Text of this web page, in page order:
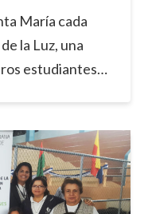
María cada
la Luz, una
estudiantes…